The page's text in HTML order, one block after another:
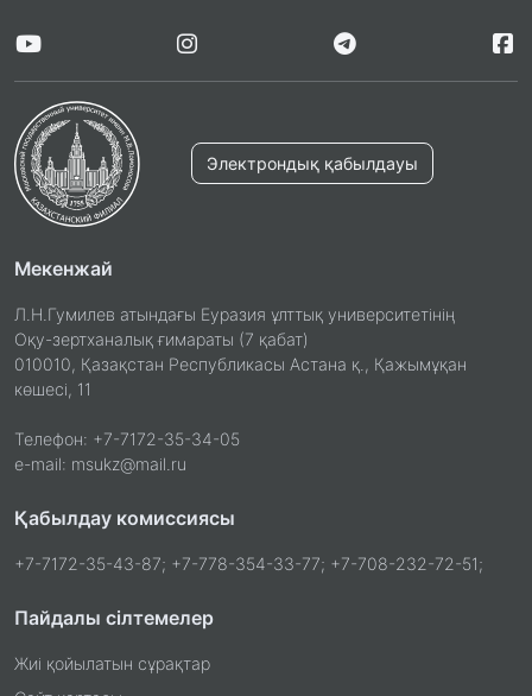
Электрондық қабылдауы
Мекенжай
Л.Н.Гумилев атындағы Еуразия ұлттық университетінің
Оқу-зертханалық ғимараты (7 қабат)
010010, Қазақстан Республикасы Астана қ., Қажымұқан
көшесі, 11
Телефон: +7-7172-35-34-05
e-mail: msukz@mail.ru
Қабылдау комиссиясы
+7-7172-35-43-87; +7-778-354-33-77; +7-708-232-72-51;
Пайдалы сілтемелер
Жиі қойылатын сұрақтар